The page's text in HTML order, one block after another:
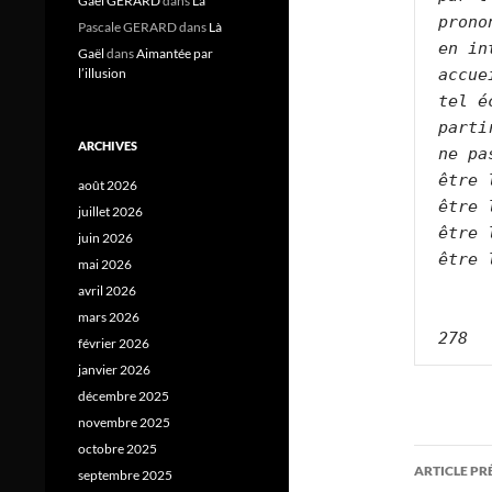
en
tel
ne
être
être
être
être
278
ARTICLE
Pascale GERARDdans Là
Gaël dansAimantée par
l’illusion
ARCHIVES
août 2026
juillet 2026
juin 2026
mai 2026
avril 2026
mars 2026
février 2026
janvier 2026
décembre 2025
novembre 2025
octobre 2025
septembre 2025